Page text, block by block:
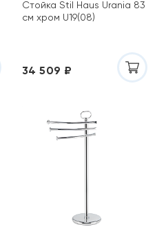
Стойка Stil Haus Urania 83
см хром U19(08)
34 509 ₽